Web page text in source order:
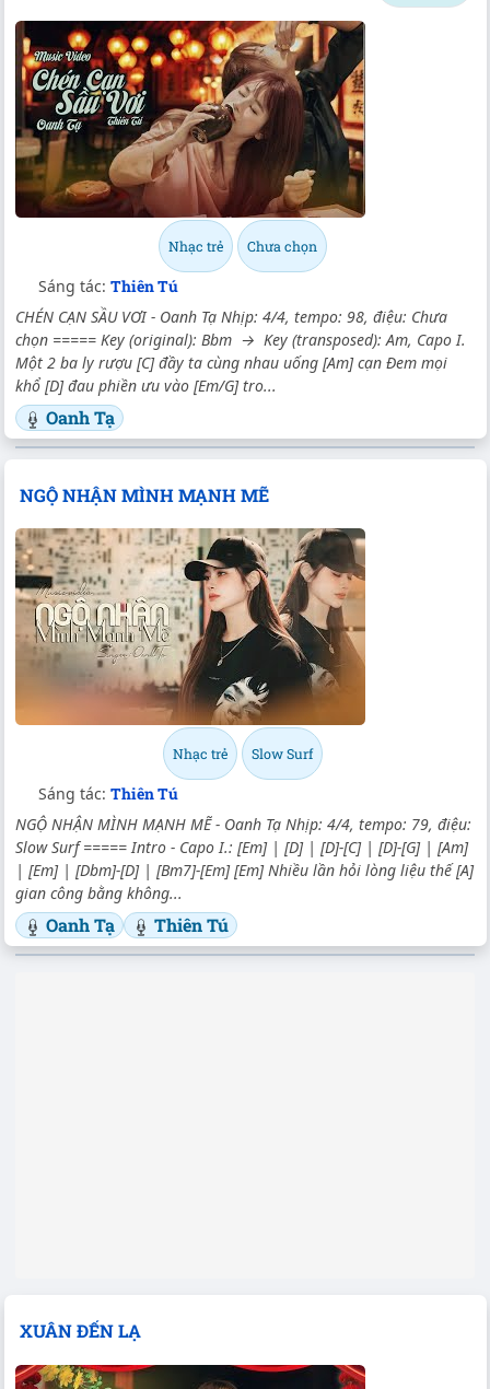
Nhạc trẻ Chưa chọn
Sáng tác: Thiên Tú
CHÉN CẠN SẦU VƠI - Oanh Tạ Nhịp: 4/4, tempo: 98, điệu: Chưa
chọn ===== Key (original): Bbm → Key (transposed): Am, Capo I.
Một 2 ba ly rượu [C] đầy ta cùng nhau uống [Am] cạn Đem mọi
khổ [D] đau phiền ưu vào [Em/G] tro...
Oanh Tạ
NGỘ NHẬN MÌNH MẠNH MẼ
Nhạc trẻ Slow Surf
Sáng tác: Thiên Tú
NGỘ NHẬN MÌNH MẠNH MẼ - Oanh Tạ Nhịp: 4/4, tempo: 79, điệu:
Slow Surf ===== Intro - Capo I.: [Em] | [D] | [D]-[C] | [D]-[G] | [Am]
| [Em] | [Dbm]-[D] | [Bm7]-[Em] [Em] Nhiều lần hỏi lòng liệu thế [A]
gian công bằng không...
Oanh Tạ Thiên Tú
XUÂN ĐẾN LẠ